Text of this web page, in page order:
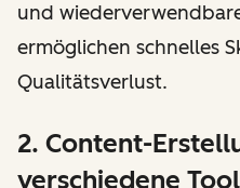
und
ermöglichen schnelles
Qualitätsverlust.
2. Content-
verschiedene